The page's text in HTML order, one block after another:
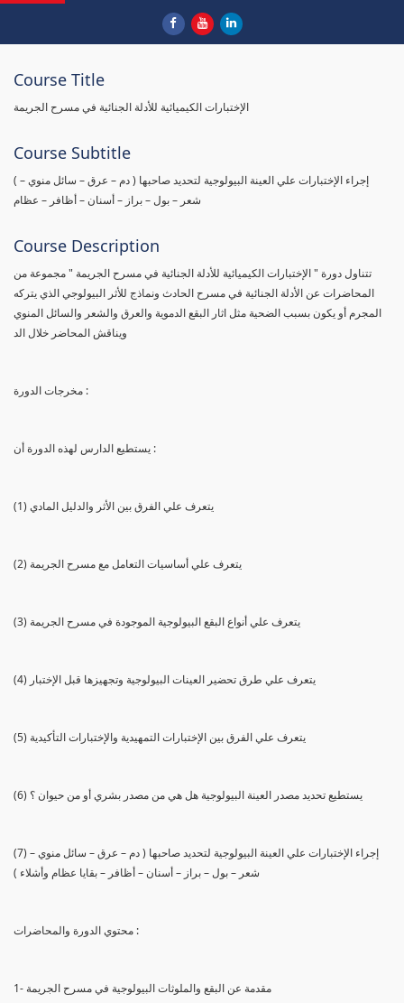
Course Title
الإختبارات الكيميائية للأدلة الجنائية في مسرح الجريمة
Course Subtitle
( إجراء الإختبارات علي العينة البيولوجية لتحديد صاحبها ( دم – عرق – سائل منوي –
شعر – بول – براز – أسنان – أظافر – عظام
Course Description
تتناول دورة " الإختبارات الكيميائية للأدلة الجنائية في مسرح الجريمة " مجموعة من
المحاضرات عن الأدلة الجنائية في مسرح الحادث ونماذج للأثر البيولوجي الذي يتركه
المجرم أو يكون بسبب الضحية مثل اثار البقع الدموية والعرق والشعر والسائل المنوي
ويناقش المحاضر خلال الد
مخرجات الدورة :
يستطيع الدارس لهذه الدورة أن :
(1) يتعرف علي الفرق بين الأثر والدليل المادي
(2) يتعرف علي أساسيات التعامل مع مسرح الجريمة
(3) يتعرف علي أنواع البقع البيولوجية الموجودة في مسرح الجريمة
(4) يتعرف علي طرق تحضير العينات البيولوجية وتجهيزها قبل الإختبار
(5) يتعرف علي الفرق بين الإختبارات التمهيدية والإختبارات التأكيدية
(6) يستطيع تحديد مصدر العينة البيولوجية هل هي من مصدر بشري أو من حيوان ؟
(7) إجراء الإختبارات علي العينة البيولوجية لتحديد صاحبها ( دم – عرق – سائل منوي –
شعر – بول – براز – أسنان – أظافر – بقايا عظام وأشلاء )
محتوي الدورة والمحاضرات :
1- مقدمة عن البقع والملوثات البيولوجية في مسرح الجريمة